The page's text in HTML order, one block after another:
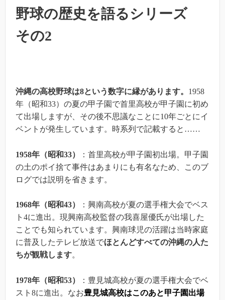
野球の歴史を語るシリーズ
その2
沖縄の高校野球は8という数字に縁があります。 1958
年（昭和33）の夏の甲子園で首里高校が甲子園に初め
て出場しますが、その後不思議なことに10年ごとにイ
ベントが発生しています。時系列で記載すると……
1958年（昭和33）
：首里高校が甲子園初出場。甲子園
の土のポイ捨て事件はあまりにも有名なため、このブ
ログでは説明を省きます。
1968年（昭和43）
：興南高校が夏の選手権大会でベス
ト4に進出。現興南高校監督の我喜屋優氏が出場した
ことでも知られています。興南球児の活躍は当時家庭
に普及したテレビ放送でほとんどすべての沖縄の人た
ちが観戦します。
1978年（昭和53）
：豊見城高校が夏の選手権大会でベ
スト8に進出。なお豊見城高校はこのあと甲子園出場